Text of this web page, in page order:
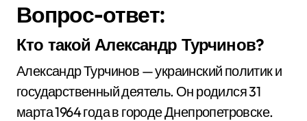
Вопрос-ответ:
Кто такой Александр Турчинов?
Александр Турчинов — украинский политик и
государственный деятель. Он родился 31
марта 1964 года в городе Днепропетровске.